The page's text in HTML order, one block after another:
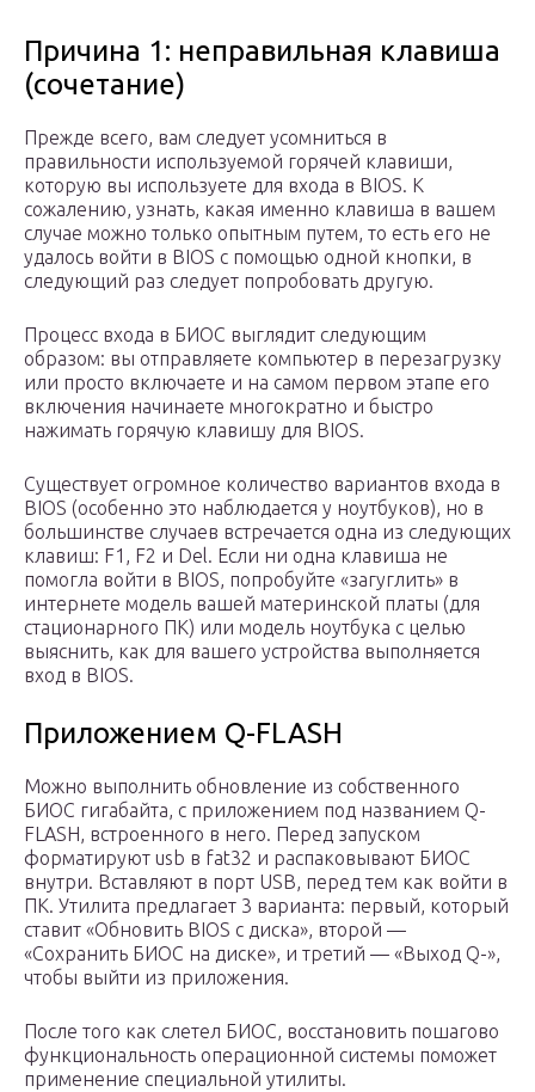
Причина 1: неправильная клавиша
(сочетание)
Прежде всего, вам следует усомниться в
правильности используемой горячей клавиши,
которую вы используете для входа в BIOS. К
сожалению, узнать, какая именно клавиша в вашем
случае можно только опытным путем, то есть его не
удалось войти в BIOS с помощью одной кнопки, в
следующий раз следует попробовать другую.
Процесс входа в БИОС выглядит следующим
образом: вы отправляете компьютер в перезагрузку
или просто включаете и на самом первом этапе его
включения начинаете многократно и быстро
нажимать горячую клавишу для BIOS.
Существует огромное количество вариантов входа в
BIOS (особенно это наблюдается у ноутбуков), но в
большинстве случаев встречается одна из следующих
клавиш: F1, F2 и Del. Если ни одна клавиша не
помогла войти в BIOS, попробуйте «загуглить» в
интернете модель вашей материнской платы (для
стационарного ПК) или модель ноутбука с целью
выяснить, как для вашего устройства выполняется
вход в BIOS.
Приложением Q-FLASH
Можно выполнить обновление из собственного
БИОС гигабайта, с приложением под названием Q-
FLASH, встроенного в него. Перед запуском
форматируют usb в fat32 и распаковывают БИОС
внутри. Вставляют в порт USB, перед тем как войти в
ПК. Утилита предлагает 3 варианта: первый, который
ставит «Обновить BIOS с диска», второй —
«Сохранить БИОС на диске», и третий — «Выход Q-»,
чтобы выйти из приложения.
После того как слетел БИОС, восстановить пошагово
функциональность операционной системы поможет
применение специальной утилиты.